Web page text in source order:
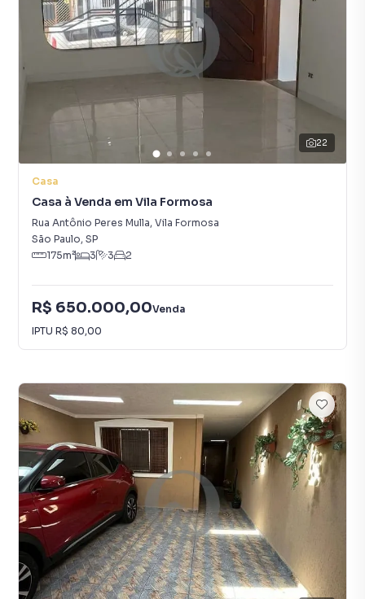
22
Casa
Casa à Venda em Vila Formosa
Rua Antônio Peres Mulla, Vila Formosa
São Paulo, SP
175m² 3 3 2
R$ 650.000,00Venda
IPTU R$ 80,00